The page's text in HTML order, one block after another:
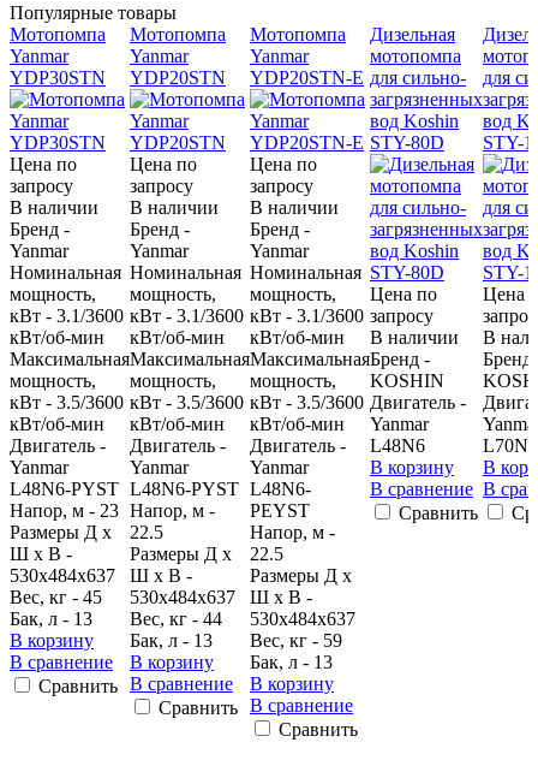
Популярные товары
Мотопомпа
Yanmar
YDP30STN
Цена по
запросу
В наличии
Бренд -
Yanmar
Номинальная
мощность,
кВт - 3.1/3600
кВт/об-мин
Максимальная
мощность,
кВт - 3.5/3600
кВт/об-мин
Двигатель -
Yanmar
L48N6-PYST
Напор, м - 23
Размеры Д х
Ш х В -
530x484x637
Вес, кг - 45
Бак, л - 13
В корзину
В сравнение
Сравнить
Мотопомпа
Yanmar
YDP20STN
Цена по
запросу
В наличии
Бренд -
Yanmar
Номинальная
мощность,
кВт - 3.1/3600
кВт/об-мин
Максимальная
мощность,
кВт - 3.5/3600
кВт/об-мин
Двигатель -
Yanmar
L48N6-PYST
Напор, м -
22.5
Размеры Д х
Ш х В -
530x484x637
Вес, кг - 44
Бак, л - 13
В корзину
В сравнение
Сравнить
Мотопомпа
Yanmar
YDP20STN-E
Цена по
запросу
В наличии
Бренд -
Yanmar
Номинальная
мощность,
кВт - 3.1/3600
кВт/об-мин
Максимальная
мощность,
кВт - 3.5/3600
кВт/об-мин
Двигатель -
Yanmar
L48N6-
PEYST
Напор, м -
22.5
Размеры Д х
Ш х В -
530x484x637
Вес, кг - 59
Бак, л - 13
В корзину
В сравнение
Сравнить
Дизельная
мотопомпа
для сильно-
загрязненных
вод Koshin
STY-80D
Цена по
запросу
В наличии
Бренд -
KOSHIN
Двигатель -
Yanmar
L48N6
В корзину
В сравнение
Сравнить
для
вод
STY-
Цена
В
Бренд
L70N6
В
В